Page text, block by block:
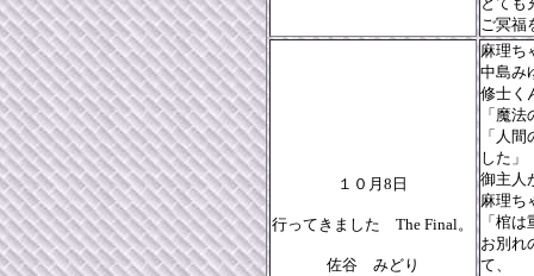
ご冥福
１０月8日
行ってきました The Final。
佐谷 みどり
麻理ち
中島み
修士く
「魔
「人
した」
御主人
麻理ち
「棺
お別れ
て、